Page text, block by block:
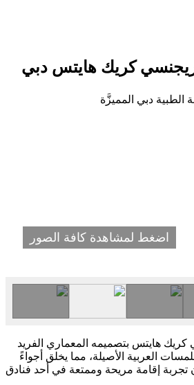
كريك هايتس دبي
اضغط لمشاهدة كافة الصور
هايتس بتصميمه المعماري الفريد
العربية الأصيلة، مما يخلق أجواءً
تجربة إقامة مريحة وممتعة في أحد فنادق